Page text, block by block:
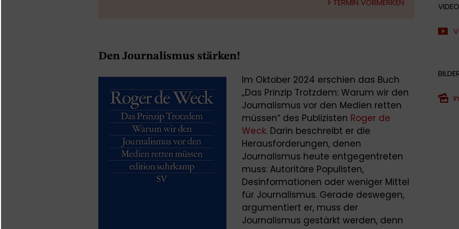
TERMIN VORMERKEN
Den Journalismus stärken!
Im Oktober 2024 erschien das Buch
„Das Prinzip Trotzdem: Warum wir den
Journalismus vor den Medien retten
müssen“ des Publizisten Roger de
Weck. Darin beschreibt er die
Herausforderungen, denen
Journalismus heute entgegentreten
muss: Autoritäre Populisten,
Desinformationen oder weniger Mittel
für Journalismus. Gerade deswegen,
argumentiert er, muss der
Journalismus gestärkt werden, denn
VIDEO